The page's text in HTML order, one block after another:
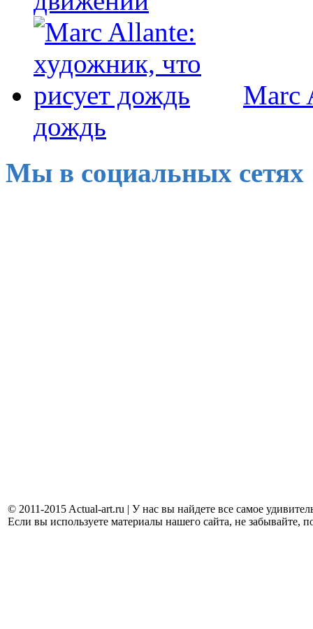
Marc
дождь
Мы в социальных сетях
© 2011-2015 Actual-art.ru | У нас вы найдете все самое
Если вы используете материалы нашего сайта, не забывайте,